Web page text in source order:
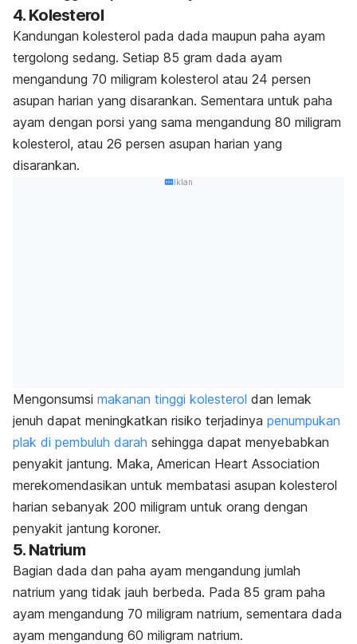
4. Kolesterol
Kandungan kolesterol pada dada maupun paha ayam
tergolong sedang. Setiap 85 gram dada ayam
mengandung 70 miligram kolesterol atau 24 persen
asupan harian yang disarankan. Sementara untuk paha
ayam dengan porsi yang sama mengandung 80 miligram
kolesterol, atau 26 persen asupan harian yang
disarankan.
Iklan
Mengonsumsi makanan tinggi kolesterol dan lemak
jenuh dapat meningkatkan risiko terjadinya penumpukan
plak di pembuluh darah sehingga dapat menyebabkan
penyakit jantung. Maka, American Heart Association
merekomendasikan untuk membatasi asupan kolesterol
harian sebanyak 200 miligram untuk orang dengan
penyakit jantung koroner.
5. Natrium
Bagian dada dan paha ayam mengandung jumlah
natrium yang tidak jauh berbeda. Pada 85 gram paha
ayam mengandung 70 miligram natrium, sementara dada
ayam mengandung 60 miligram natrium.